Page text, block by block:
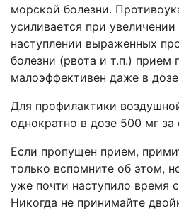
морской болезни.
усиливается при
наступлении выраженных
болезни (рвота и т.п.) прием
малоэффективен даже в
Для профилактики
однократно в дозе 500 мг за
Если пропущен прием,
только вспомните об этом,
уже почти наступило время
Никогда не принимайте